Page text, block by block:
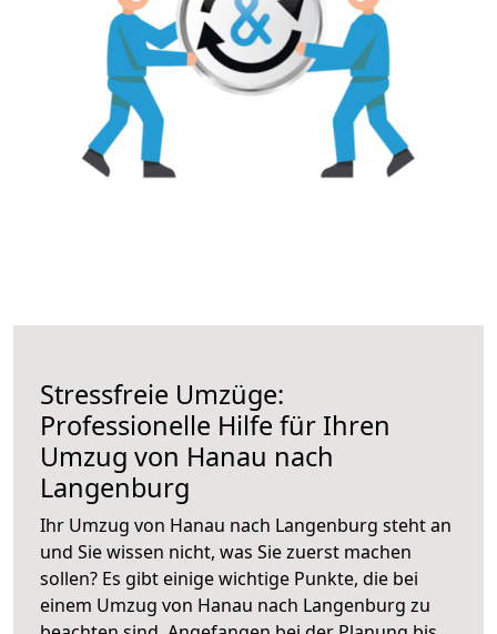
Stressfreie Umzüge:
Professionelle Hilfe für Ihren
Umzug von Hanau nach
Langenburg
Ihr Umzug von Hanau nach Langenburg steht an
und Sie wissen nicht, was Sie zuerst machen
sollen? Es gibt einige wichtige Punkte, die bei
einem Umzug von Hanau nach Langenburg zu